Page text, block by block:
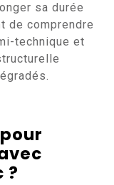
sa durée
de comprendre
technique et
?